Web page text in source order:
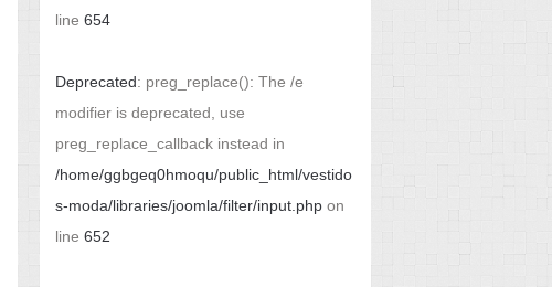
line 654
Deprecated: preg_replace(): The /e
modifier is deprecated, use
preg_replace_callback instead in
/home/ggbgeq0hmoqu/public_html/vestido
s-moda/libraries/joomla/filter/input.php on
line 652